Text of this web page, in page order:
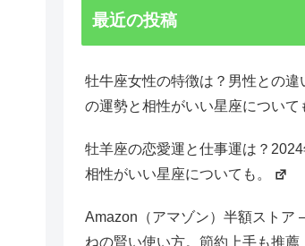
最近の投稿
牡牛座女性の特徴は？男性との違
の運勢と相性がいい星座について
牡羊座の恋愛運と仕事運は？
相性がいい星座についても。
Amazon（アマゾン）半額ストア
ねの賢い使い方。節約上手も推薦